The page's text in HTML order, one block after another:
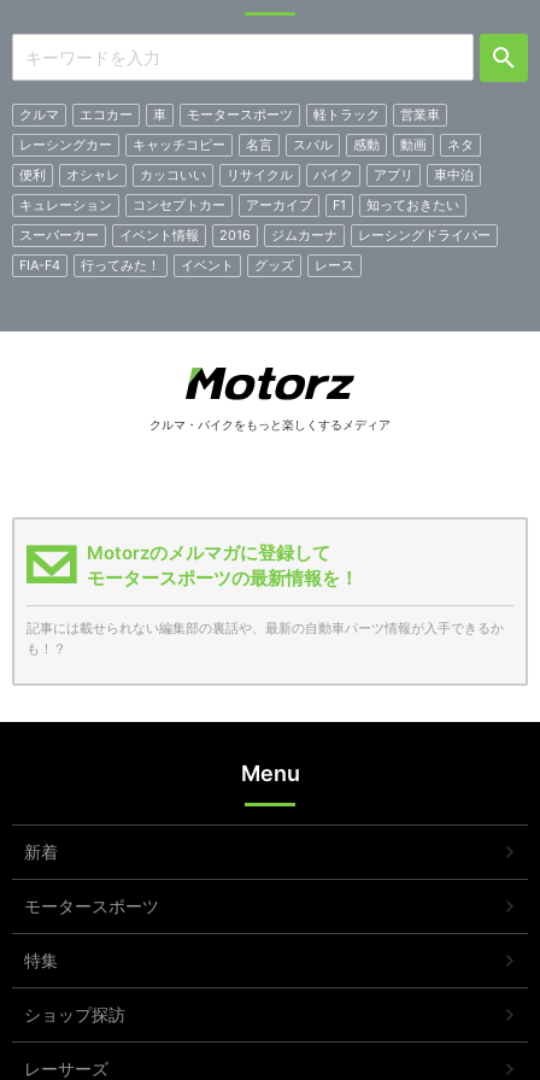
クルマ エコカー 車 モータースポーツ 軽トラック
営業車
レーシングカー
キャッチコピー 名言 スバル 感動 動画
ネタ
便利
オシャレ カッコいい リサイクル バイク アプリ
車中泊
キュレーション
コンセプトカー アーカイブ F1
知っておきたい
スーパーカー
イベント情報 2016 ジムカーナ
レーシングドライバー
FIA-F4
行ってみた！ イベント グッズ レース
クルマ・バイクをもっと楽しくするメディア
Motorzのメルマガに登録して
モータースポーツの最新情報を！
記事には載せられない編集部の裏話や、最新の自動車パーツ情報が入手できるか
も！？
Menu
新着
モータースポーツ
特集
ショップ探訪
レーサーズ